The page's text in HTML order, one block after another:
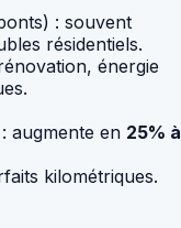
: souvent
résidentiels.
énergie
: augmente en 25% à
kilométriques.